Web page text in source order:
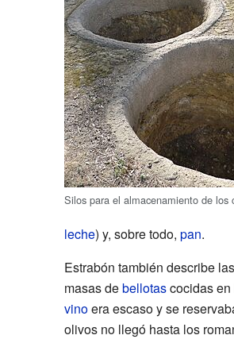
Silos para el almacenamiento de los
leche) y, sobre todo, pan.
Estrabón también describe
masas debellotascocidas en
vinoera escaso y se
olivos no llegó hasta los